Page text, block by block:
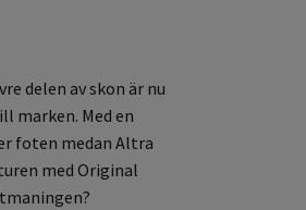
delen av skon är nu
marken. Med en
foten medan Altra
med Original